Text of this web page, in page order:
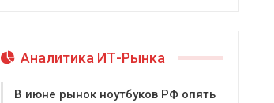
Аналитика ИТ-Рынка
В июне рынок ноутбуков РФ опять